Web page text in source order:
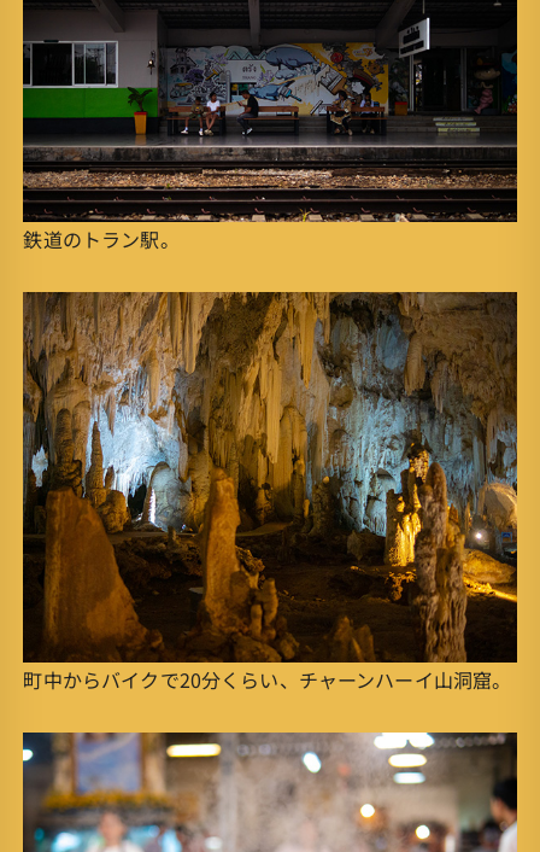
鉄道のトラン駅。
町中からバイクで20分くらい、チャーンハーイ山洞窟。